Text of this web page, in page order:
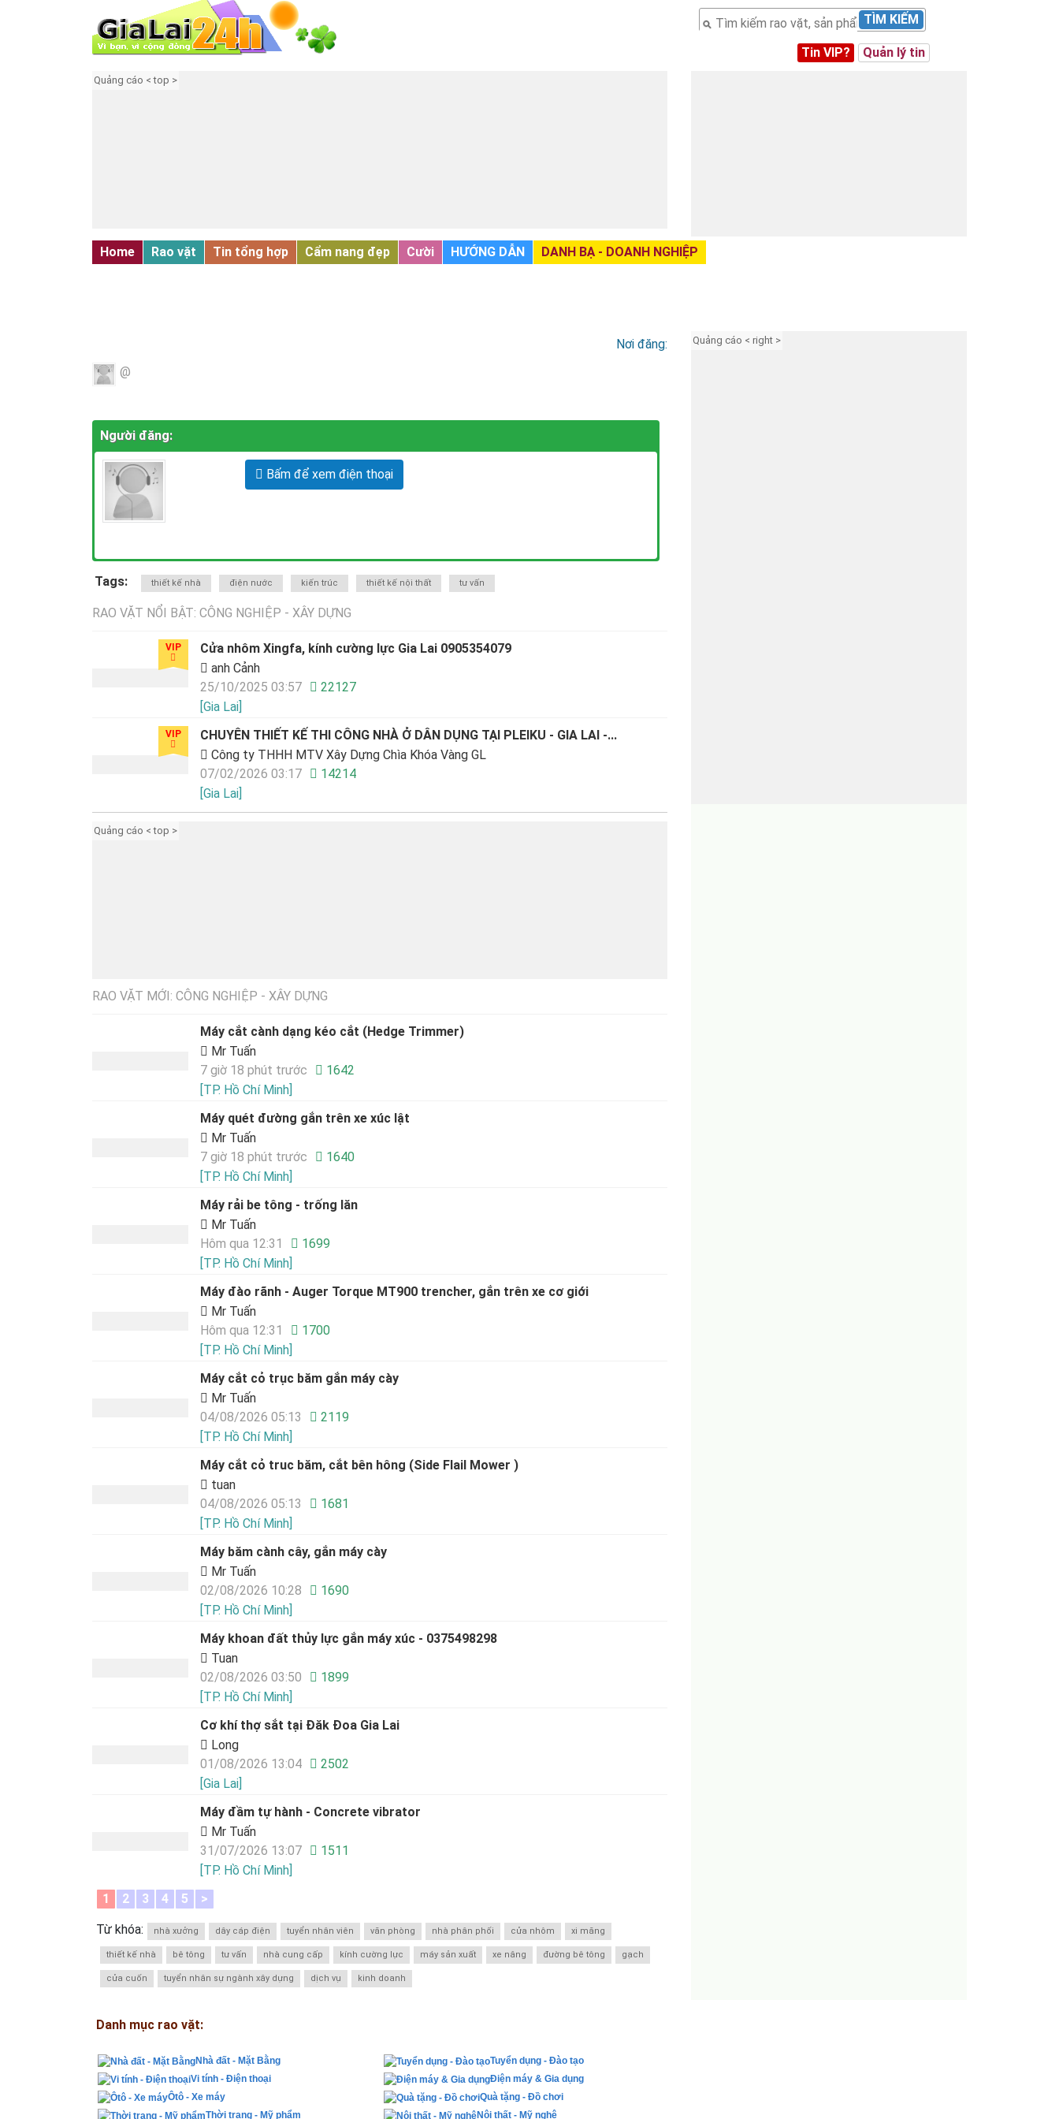
TÌM KIẾM
Tin VIP? Quản lý tin
Quảng cáo < top >
Home Rao vặt Tin tổng hợp Cẩm nang đẹp Cười HƯỚNG DẪN
DANH BẠ - DOANH NGHIỆP
Nơi đăng:
@
Người đăng:
Bấm để xem điện thoại
Tags: thiết kế nhà điện nước kiến trúc thiết kế nội thất tư vấn
RAO VẶT NỔI BẬT: CÔNG NGHIỆP - XÂY DỰNG
VIP
Cửa nhôm Xingfa, kính cường lực Gia Lai 0905354079
anh Cảnh
25/10/2025 03:57
22127
[Gia Lai]
VIP
CHUYÊN THIẾT KẾ THI CÔNG NHÀ Ở DÂN DỤNG TẠI PLEIKU - GIA LAI -...
Công ty THHH MTV Xây Dựng Chìa Khóa Vàng GL
07/02/2026 03:17
14214
[Gia Lai]
Quảng cáo < top >
RAO VẶT MỚI: CÔNG NGHIỆP - XÂY DỰNG
Máy cắt cành dạng kéo cắt (Hedge Trimmer)
Mr Tuấn
7 giờ 18 phút trước
1642
[TP. Hồ Chí Minh]
Máy quét đường gắn trên xe xúc lật
Mr Tuấn
7 giờ 18 phút trước
1640
[TP. Hồ Chí Minh]
Máy rải be tông - trống lăn
Mr Tuấn
Hôm qua 12:31
1699
[TP. Hồ Chí Minh]
Máy đào rãnh - Auger Torque MT900 trencher, gắn trên xe cơ giới
Mr Tuấn
Hôm qua 12:31
1700
[TP. Hồ Chí Minh]
Máy cắt cỏ trục băm gắn máy cày
Mr Tuấn
04/08/2026 05:13
2119
[TP. Hồ Chí Minh]
Máy cắt cỏ truc băm, cắt bên hông (Side Flail Mower )
tuan
04/08/2026 05:13
1681
[TP. Hồ Chí Minh]
Máy băm cành cây, gắn máy cày
Mr Tuấn
02/08/2026 10:28
1690
[TP. Hồ Chí Minh]
Máy khoan đất thủy lực gắn máy xúc - 0375498298
Tuan
02/08/2026 03:50
1899
[TP. Hồ Chí Minh]
Cơ khí thợ sắt tại Đăk Đoa Gia Lai
Long
01/08/2026 13:04
2502
[Gia Lai]
Máy đầm tự hành - Concrete vibrator
Mr Tuấn
31/07/2026 13:07
1511
[TP. Hồ Chí Minh]
1
2 3 4 5 >
Từ khóa: nhà xưởng dây cáp điện tuyển nhân viên văn phòng nhà phân phối cửa nhôm xi măng
thiết kế nhà bê tông tư vấn nhà cung cấp kính cường lực máy sản xuất xe nâng đường bê tông gạch
cửa cuốn tuyển nhân sự ngành xây dựng dịch vụ kinh doanh
Quảng cáo < right >
Danh mục rao vặt:
Nhà đất - Mặt Bằng
Tuyển dụng - Đào tạo
Vi tính - Điện thoại
Điện máy & Gia dụng
Ôtô - Xe máy
Quà tặng - Đồ chơi
Thời trang - Mỹ phẩm
Nội thất - Mỹ nghệ